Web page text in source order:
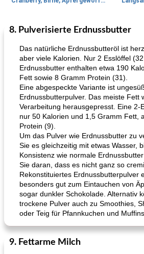
35min
Lamm
8. Pulverisierte Erdnussbutter
Das natürliche Erdnussbutteröl ist
aber viele Kalorien. Nur 2 Esslöffel
Erdnussbutter enthalten etwa 190
Fett sowie 8 Gramm Protein (31).
Eine abgespeckte Variante ist
Erdnussbutterpulver. Das meiste Fett
Verarbeitung herausgepresst. Eine 2-
nur 50 Kalorien und 1,5 Gramm Fett,
Protein (9).
Um das Pulver wie Erdnussbutter zu
Sie es gleichzeitig mit etwas Wasser,
Konsistenz wie normale
Sie daran, dass es nicht ganz so
Rekonstituiertes Erdnussbutterpulver
besonders gut zum Eintauchen von
sogar dunkler Schokolade. Alternativ
trockene Pulver auch zu Smoothies,
oder Teig für Pfannkuchen und
9. Fettarme Milch